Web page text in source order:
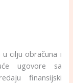
cilju obračuna i
ugovore sa
finansijski